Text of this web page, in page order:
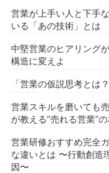
営業が上手い人と下手
いる「あの技術」とは
中堅営業のヒアリング
構造に変えよ
「営業の仮説思考とは
営業スキルを磨いても
が教える”売れる営業”
営業研修おすすめ完全
な違いとは 〜行動創造
因〜